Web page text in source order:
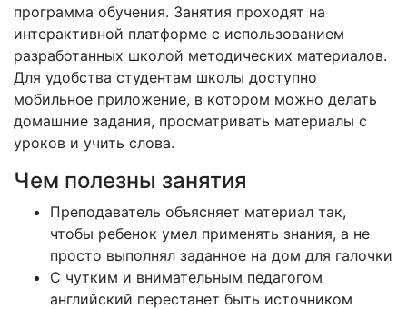
программа обучения. Занятия проходят на
интерактивной платформе с использованием
разработанных школой методических материалов.
Для удобства студентам школы доступно
мобильное приложение, в котором можно делать
домашние задания, просматривать материалы с
уроков и учить слова.
Чем полезны занятия
Преподаватель объясняет материал так,
чтобы ребенок умел применять знания, а не
просто выполнял заданное на дом для галочки
С чутким и внимательным педагогом
английский перестанет быть источником